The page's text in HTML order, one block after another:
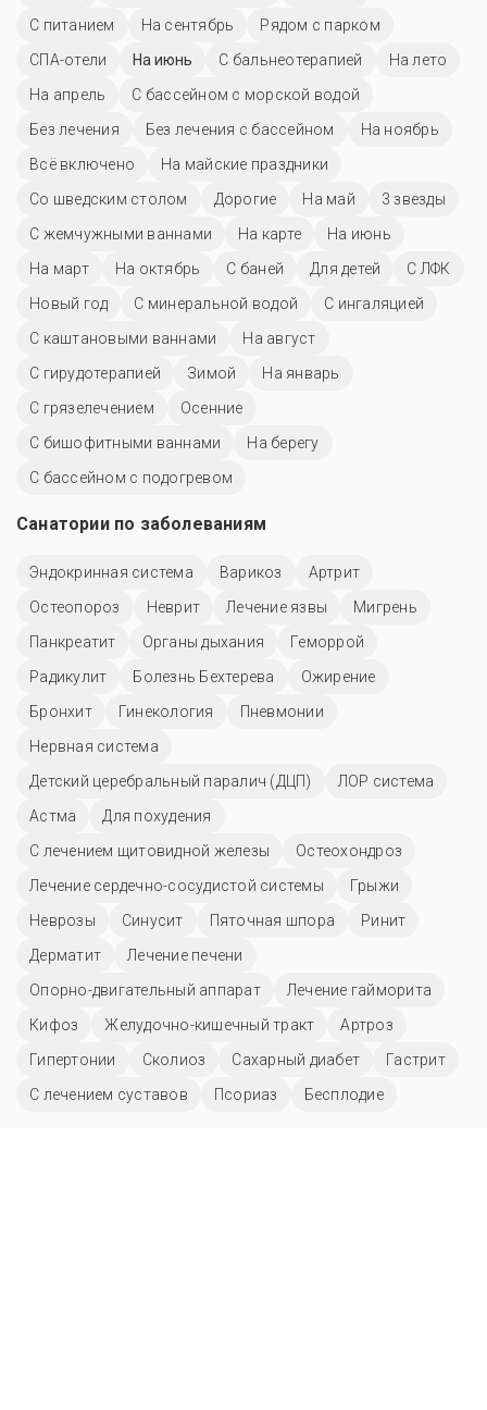
С питанием
На сентябрь
Рядом с парком
СПА-отели
На июнь С бальнеотерапией
На лето
На апрель
С бассейном с морской водой
Без лечения
Без лечения с бассейном
На ноябрь
Всё включено
На майские праздники
Со шведским столом
Дорогие На май
3 звезды
С жемчужными ваннами
На карте
На июнь
На март
На октябрь С баней Для детей
С ЛФК
Новый год
С минеральной водой
С ингаляцией
С каштановыми ваннами
На август
С гирудотерапией
Зимой
На январь
С грязелечением
Осенние
С бишофитными ваннами
На берегу
С бассейном с подогревом
Санатории по заболеваниям
Эндокринная система Варикоз
Артрит
Остеопороз
Неврит Лечение язвы
Мигрень
Панкреатит
Органы дыхания
Геморрой
Радикулит
Болезнь Бехтерева
Ожирение
Бронхит
Гинекология
Пневмонии
Нервная система
Детский церебральный паралич (ДЦП)
ЛОР система
Астма
Для похудения
С лечением щитовидной железы
Остеохондроз
Лечение сердечно-сосудистой системы
Грыжи
Неврозы
Синусит Пяточная шпора
Ринит
Дерматит
Лечение печени
Опорно-двигательный аппарат
Лечение гайморита
Кифоз
Желудочно-кишечный тракт
Артроз
Гипертонии
Сколиоз Сахарный диабет
Гастрит
С лечением суставов
Псориаз Бесплодие